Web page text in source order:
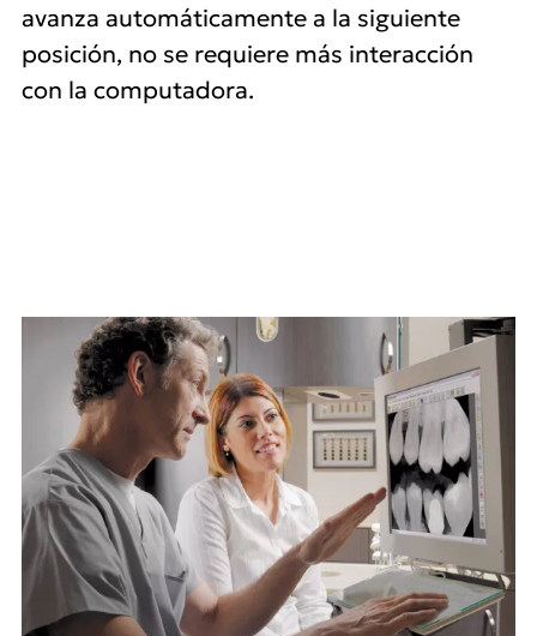
avanza automáticamente a la siguiente
posición, no se requiere más interacción
con la computadora.